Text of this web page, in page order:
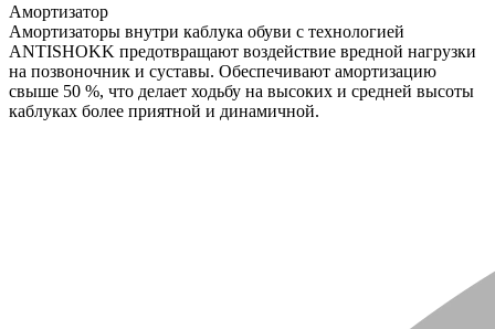
Амортизатор
Амортизаторы внутри каблука обуви с технологией
ANTISHOKK предотвращают воздействие вредной нагрузки
на позвоночник и суставы. Обеспечивают амортизацию
свыше 50 %, что делает ходьбу на высоких и средней высоты
каблуках более приятной и динамичной.